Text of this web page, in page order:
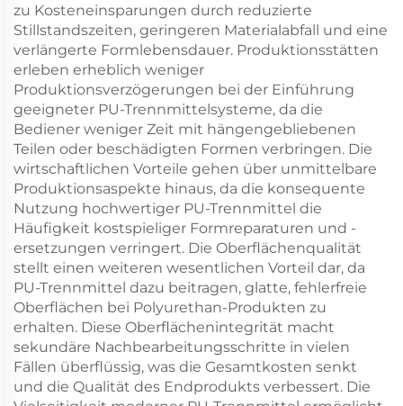
zu Kosteneinsparungen durch reduzierte
Stillstandszeiten, geringeren Materialabfall und eine
verlängerte Formlebensdauer. Produktionsstätten
erleben erheblich weniger
Produktionsverzögerungen bei der Einführung
geeigneter PU-Trennmittelsysteme, da die
Bediener weniger Zeit mit hängengebliebenen
Teilen oder beschädigten Formen verbringen. Die
wirtschaftlichen Vorteile gehen über unmittelbare
Produktionsaspekte hinaus, da die konsequente
Nutzung hochwertiger PU-Trennmittel die
Häufigkeit kostspieliger Formreparaturen und -
ersetzungen verringert. Die Oberflächenqualität
stellt einen weiteren wesentlichen Vorteil dar, da
PU-Trennmittel dazu beitragen, glatte, fehlerfreie
Oberflächen bei Polyurethan-Produkten zu
erhalten. Diese Oberflächenintegrität macht
sekundäre Nachbearbeitungsschritte in vielen
Fällen überflüssig, was die Gesamtkosten senkt
und die Qualität des Endprodukts verbessert. Die